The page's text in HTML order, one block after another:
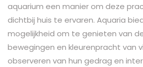
aquarium een ​​manier om deze
dichtbij huis te ervaren. Aquaria
mogelijkheid om te genieten van
bewegingen en kleurenpracht van
observeren van hun gedrag en